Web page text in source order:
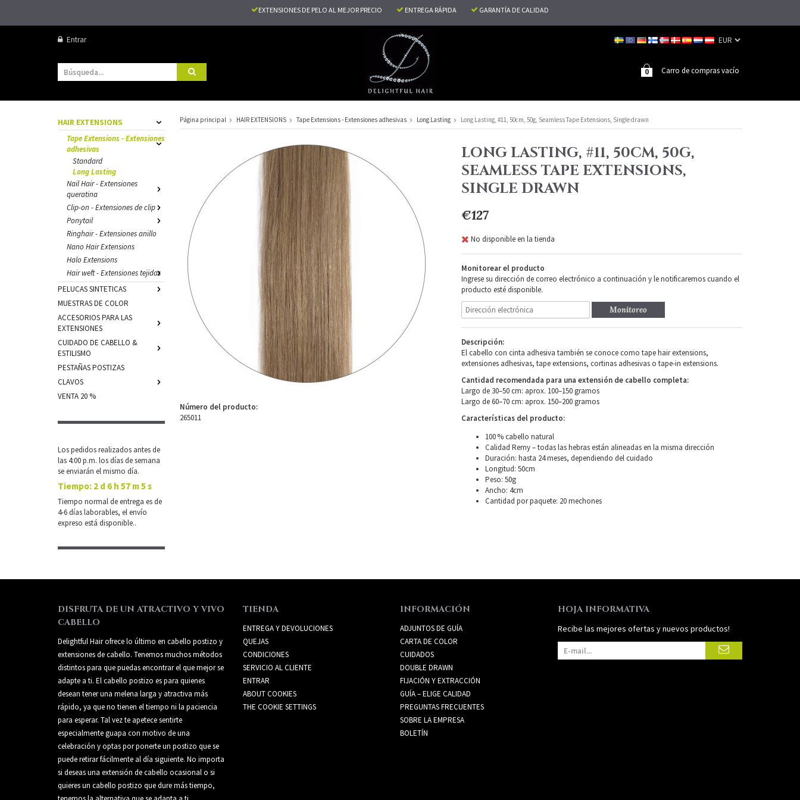
EXTENSIONES DE PELO AL MEJOR PRECIO ENTREGA RÁPIDA GARANTÍA DE CALIDAD
Entrar
Carro de compras vacío
0
HAIR EXTENSIONS
Tape Extensions - Extensiones
adhesivas
Standard
Long Lasting
Nail Hair - Extensiones
queratina
Clip-on - Extensiones de clip
Ponytail
Ringhair - Extensiones anillo
Nano Hair Extensions
Halo Extensions
Hair weft - Extensiones tejidas
PELUCAS SINTETICAS
MUESTRAS DE COLOR
ACCESORIOS PARA LAS
EXTENSIONES
CUIDADO DE CABELLO &
ESTILISMO
PESTAÑAS POSTIZAS
CLAVOS
VENTA 20 %
Los pedidos realizados antes de
las 4:00 p.m. los días de semana
se enviarán el mismo día.
Tiempo: 2 d 6 h 57 m 5 s
Tiempo normal de entrega es de
4-6 días laborables, el envío
expreso está disponible..
Página principal HAIR EXTENSIONS Tape Extensions - Extensiones adhesivas Long Lasting Long Lasting, #11, 50cm, 50g, Seamless Tape Extensions, Single drawn
LONG LASTING, #11, 50CM, 50G,
SEAMLESS TAPE EXTENSIONS,
SINGLE DRAWN
€127
No disponible en la tienda
Monitorear el producto
Ingrese su dirección de correo electrónico a continuación y le notificaremos cuando el
producto esté disponible.
Monitoreo
Descripción:
El cabello con cinta adhesiva también se conoce como tape hair extensions,
extensiones adhesivas, tape extensions, cortinas adhesivas o tape-in extensions.
Cantidad recomendada para una extensión de cabello completa:
Largo de 30–50 cm: aprox. 100–150 gramos
Largo de 60–70 cm: aprox. 150–200 gramos
Características del producto:
100 % cabello natural
Calidad Remy – todas las hebras están alineadas en la misma dirección
Duración: hasta 24 meses, dependiendo del cuidado
Longitud: 50cm
Peso: 50g
Ancho: 4cm
Cantidad por paquete: 20 mechones
Número del producto:
265011
DISFRUTA DE UN ATRACTIVO Y VIVO
CABELLO
Delightful Hair ofrece lo último en cabello postizo y
extensiones de cabello. Tenemos muchos métodos
distintos para que puedas encontrar el que mejor se
adapte a ti. El cabello postizo es para quienes
desean tener una melena larga y atractiva más
rápido, ya que no tienen el tiempo ni la paciencia
para esperar. Tal vez te apetece sentirte
especialmente guapa con motivo de una
celebración y optas por ponerte un postizo que se
puede retirar fácilmente al día siguiente. No importa
si deseas una extensión de cabello ocasional o si
quieres un cabello postizo que dure más tiempo,
TIENDA
ENTREGA Y DEVOLUCIONES
QUEJAS
CONDICIONES
SERVICIO AL CLIENTE
ENTRAR
ABOUT COOKIES
THE COOKIE SETTINGS
INFORMACIÓN
ADJUNTOS DE GUÍA
CARTA DE COLOR
CUIDADOS
DOUBLE DRAWN
FIJACIÓN Y EXTRACCIÓN
GUÍA – ELIGE CALIDAD
PREGUNTAS FRECUENTES
SOBRE LA EMPRESA
BOLETÍN
HOJA INFORMATIVA
Recibe las mejores ofertas y nuevos productos!